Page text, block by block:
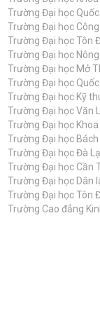
Trường Đại học Quốc
Trường Đại học Công
Trường Đại học Tôn
Trường Đại học Nông
Trường Đại học Mở
Trường Đại học Quốc
Trường Đại học Kỹ
Trường Đại học Văn
Trường Đại học Khoa
Trường Đại học Bách
Trường Đại học Đà
Trường Đại học Cần
Trường Đại học Dân
Trường Đại học Tôn
Trường Cao đẳng